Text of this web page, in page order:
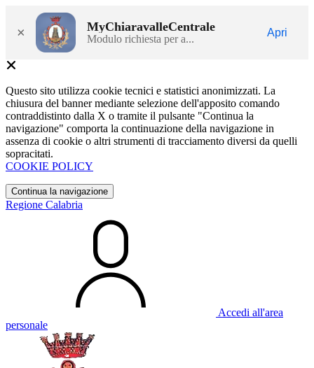
× MyChiaravalleCentrale
Modulo richiesta per a...
Apri
Questo sito utilizza cookie tecnici e statistici anonimizzati. La
chiusura del banner mediante selezione dell'apposito comando
contraddistinto dalla X o tramite il pulsante "Continua la
navigazione" comporta la continuazione della navigazione in
assenza di cookie o altri strumenti di tracciamento diversi da quelli
sopracitati.
COOKIE POLICY
Continua la navigazione
Regione Calabria
Accedi all'area
personale